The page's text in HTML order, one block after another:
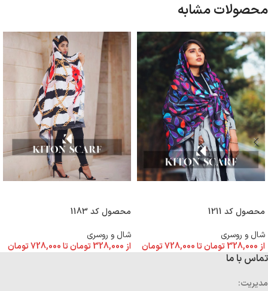
محصولات مشابه
محصول کد 1211
شال و روسری
از 328,000تومانتا728,000تومان
محصول کد 1183
شال و روسری
از328,000تومانتا728,000تومان
تماس با ما
مدیریت: